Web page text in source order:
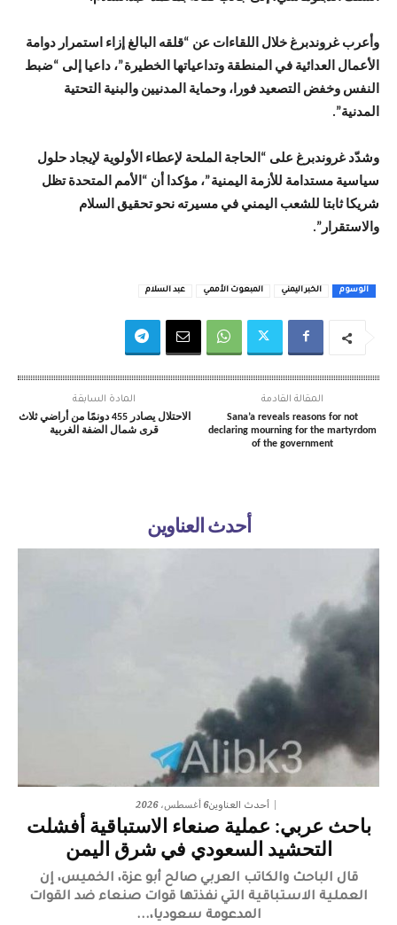
وأعرب غروندبرغ خلال اللقاءات عن “قلقه البالغ إزاء استمرار دوامة
الأعمال العدائية في المنطقة وتداعياتها الخطيرة”، داعيا إلى “ضبط
النفس وخفض التصعيد فورا، وحماية المدنيين والبنية التحتية
المدنية”.
وشدّد غروندبرغ على “الحاجة الملحة لإعطاء الأولوية لإيجاد حلول
سياسية مستدامة للأزمة اليمنية”، مؤكدا أن “الأمم المتحدة تظل
شريكا ثابتا للشعب اليمني في مسيرته نحو تحقيق السلام
والاستقرار”.
الوسوم الخبر اليمني المبعوث الأممي عبد السلام
المادة السابقة
الاحتلال يصادر 455 دونمًا من أراضي ثلاث
قرى شمال الضفة الغربية
المقالة القادمة
Sana’a reveals reasons for not
declaring mourning for the martyrdom
of the government
أحدث العناوين
أحدث العناوين6 أغسطس، 2026
باحث عربي: عملية صنعاء الاستباقية أفشلت
التحشيد السعودي في شرق اليمن
قال الباحث والكاتب العربي صالح أبو عزة، الخميس، إن
العملية الاستباقية التي نفذتها قوات صنعاء ضد القوات
المدعومة سعوديا،...